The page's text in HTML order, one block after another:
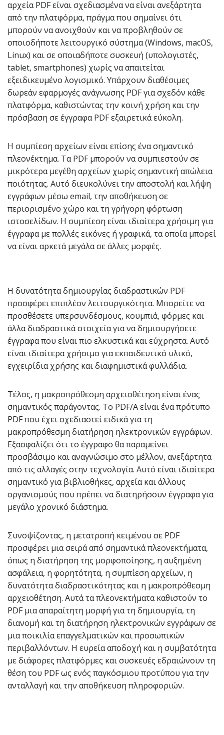
αρχεία PDF είναι σχεδιασμένα να είναι ανεξάρτητα
από την πλατφόρμα, πράγμα που σημαίνει ότι
μπορούν να ανοιχθούν και να προβληθούν σε
οποιοδήποτε λειτουργικό σύστημα (Windows, macOS,
Linux) και σε οποιαδήποτε συσκευή (υπολογιστές,
tablet, smartphones) χωρίς να απαιτείται
εξειδικευμένο λογισμικό. Υπάρχουν διαθέσιμες
δωρεάν εφαρμογές ανάγνωσης PDF για σχεδόν κάθε
πλατφόρμα, καθιστώντας την κοινή χρήση και την
πρόσβαση σε έγγραφα PDF εξαιρετικά εύκολη.
Η συμπίεση αρχείων είναι επίσης ένα σημαντικό
πλεονέκτημα. Τα PDF μπορούν να συμπιεστούν σε
μικρότερα μεγέθη αρχείων χωρίς σημαντική απώλεια
ποιότητας. Αυτό διευκολύνει την αποστολή και λήψη
εγγράφων μέσω email, την αποθήκευση σε
περιορισμένο χώρο και τη γρήγορη φόρτωση
ιστοσελίδων. Η συμπίεση είναι ιδιαίτερα χρήσιμη για
έγγραφα με πολλές εικόνες ή γραφικά, τα οποία μπορεί
να είναι αρκετά μεγάλα σε άλλες μορφές.
Η δυνατότητα δημιουργίας διαδραστικών PDF
προσφέρει επιπλέον λειτουργικότητα. Μπορείτε να
προσθέσετε υπερσυνδέσμους, κουμπιά, φόρμες και
άλλα διαδραστικά στοιχεία για να δημιουργήσετε
έγγραφα που είναι πιο ελκυστικά και εύχρηστα. Αυτό
είναι ιδιαίτερα χρήσιμο για εκπαιδευτικό υλικό,
εγχειρίδια χρήσης και διαφημιστικά φυλλάδια.
Τέλος, η μακροπρόθεσμη αρχειοθέτηση είναι ένας
σημαντικός παράγοντας. Το PDF/A είναι ένα πρότυπο
PDF που έχει σχεδιαστεί ειδικά για τη
μακροπρόθεσμη διατήρηση ηλεκτρονικών εγγράφων.
Εξασφαλίζει ότι το έγγραφο θα παραμείνει
προσβάσιμο και αναγνώσιμο στο μέλλον, ανεξάρτητα
από τις αλλαγές στην τεχνολογία. Αυτό είναι ιδιαίτερα
σημαντικό για βιβλιοθήκες, αρχεία και άλλους
οργανισμούς που πρέπει να διατηρήσουν έγγραφα για
μεγάλο χρονικό διάστημα.
Συνοψίζοντας, η μετατροπή κειμένου σε PDF
προσφέρει μια σειρά από σημαντικά πλεονεκτήματα,
όπως η διατήρηση της μορφοποίησης, η αυξημένη
ασφάλεια, η φορητότητα, η συμπίεση αρχείων, η
δυνατότητα διαδραστικότητας και η μακροπρόθεσμη
αρχειοθέτηση. Αυτά τα πλεονεκτήματα καθιστούν το
PDF μια απαραίτητη μορφή για τη δημιουργία, τη
διανομή και τη διατήρηση ηλεκτρονικών εγγράφων σε
μια ποικιλία επαγγελματικών και προσωπικών
περιβαλλόντων. Η ευρεία αποδοχή και η συμβατότητα
με διάφορες πλατφόρμες και συσκευές εδραιώνουν τη
θέση του PDF ως ενός παγκόσμιου προτύπου για την
ανταλλαγή και την αποθήκευση πληροφοριών.